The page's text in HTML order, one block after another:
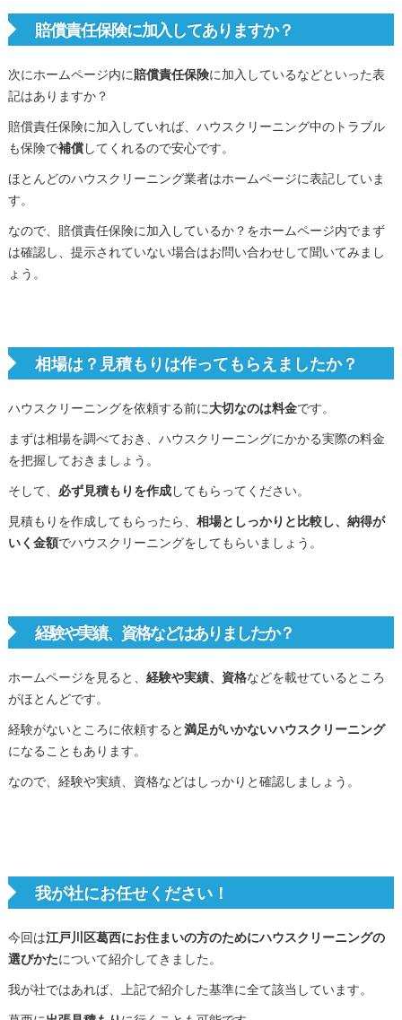
賠償責任保険に加入してありますか？
次にホームページ内に賠償責任保険に加入しているなどといった表
記はありますか？
賠償責任保険に加入していれば、ハウスクリーニング中のトラブル
も保険で補償してくれるので安心です。
ほとんどのハウスクリーニング業者はホームページに表記していま
す。
なので、賠償責任保険に加入しているか？をホームページ内でまず
は確認し、提示されていない場合はお問い合わせして聞いてみまし
ょう。
相場は？見積もりは作ってもらえましたか？
ハウスクリーニングを依頼する前に大切なのは料金です。
まずは相場を調べておき、ハウスクリーニングにかかる実際の料金
を把握しておきましょう。
そして、 必ず見積もりを作成してもらってください。
見積もりを作成してもらったら、 相場としっかりと比較し、納得が
いく金額でハウスクリーニングをしてもらいましょう。
経験や実績、資格などはありましたか？
ホームページを見ると、 経験や実績、資格などを載せているところ
がほとんどです。
経験がないところに依頼すると満足がいかないハウスクリーニング
になることもあります。
なので、経験や実績、資格などはしっかりと確認しましょう。
我が社にお任せください！
今回は江戸川区葛西にお住まいの方のためにハウスクリーニングの
選びかたについて紹介してきました。
我が社ではあれば、上記で紹介した基準に全て該当しています。